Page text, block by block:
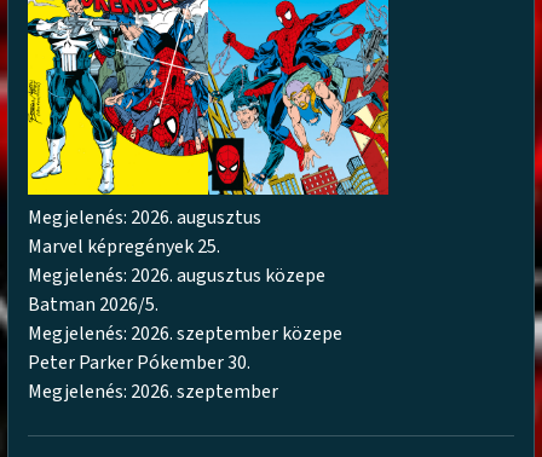
Megjelenés: 2026. augusztus
Marvel képregények 25.
Megjelenés: 2026. augusztus közepe
Batman 2026/5.
Megjelenés: 2026. szeptember közepe
Peter Parker Pókember 30.
Megjelenés: 2026. szeptember